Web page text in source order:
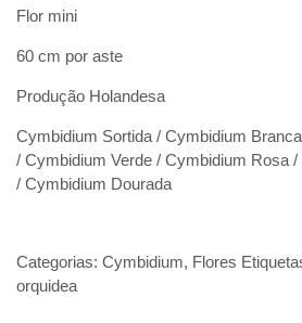
Flor mini
60 cm por aste
Produção Holandesa
Cymbidium Sortida / Cymbidium
/ Cymbidium Verde / Cymbidium Rosa
/ Cymbidium Dourada
Categorias: Cymbidium, Flores
orquidea